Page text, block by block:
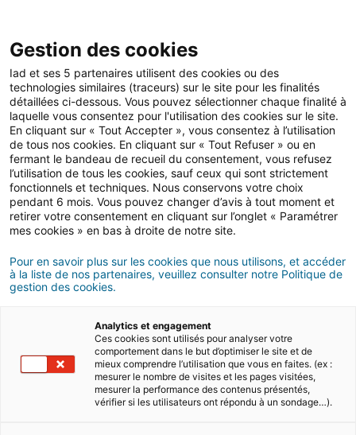
Conseils d'achat en Grèce>Tous les articles
CONSEILS D’ACHAT
en Grèce
Gestion des cookies
Iad et ses 5 partenaires utilisent des cookies ou des
technologies similaires (traceurs) sur le site pour les finalités
détaillées ci-dessous. Vous pouvez sélectionner chaque finalité à
laquelle vous consentez pour l'utilisation des cookies sur le site.
En cliquant sur « Tout Accepter », vous consentez à l’utilisation
de tous nos cookies. En cliquant sur « Tout Refuser » ou en
fermant le bandeau de recueil du consentement, vous refusez
l’utilisation de tous les cookies, sauf ceux qui sont strictement
fonctionnels et techniques. Nous conservons votre choix
pendant 6 mois. Vous pouvez changer d’avis à tout moment et
retirer votre consentement en cliquant sur l’onglet « Paramétrer
mes cookies » en bas à droite de notre site.
Pour en savoir plus sur les cookies que nous utilisons, et accéder
à la liste de nos partenaires, veuillez consulter notre Politique de
gestion des cookies.
Analytics et engagement
Ces cookies sont utilisés pour analyser votre
comportement dans le but d’optimiser le site et de
mieux comprendre l’utilisation que vous en faites. (ex :
mesurer le nombre de visites et les pages visitées,
mesurer la performance des contenus présentés,
vérifier si les utilisateurs ont répondu à un sondage…).